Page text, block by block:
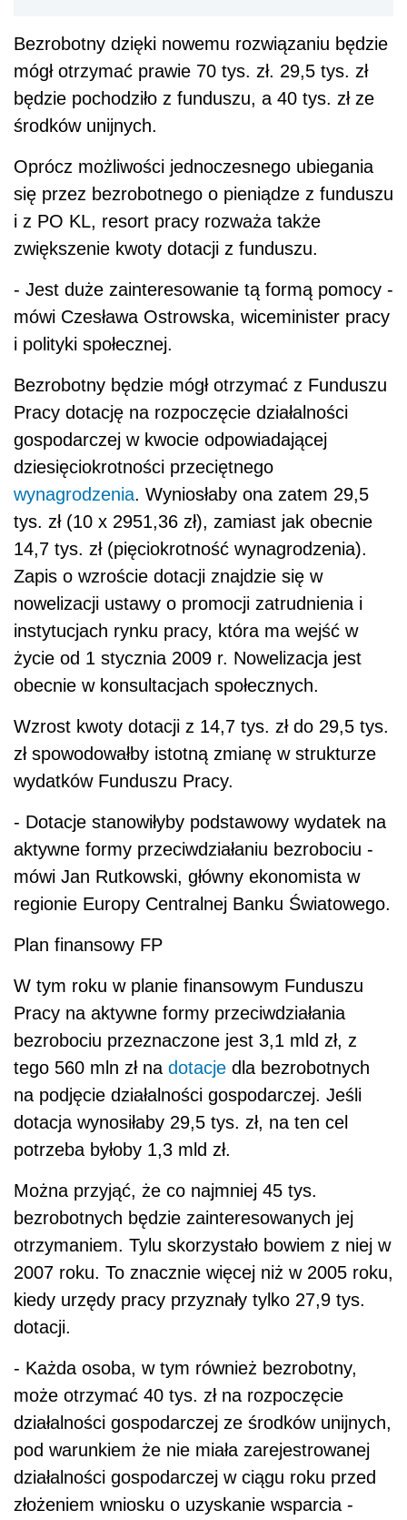
Bezrobotny dzięki nowemu rozwiązaniu będzie
mógł otrzymać prawie 70 tys. zł. 29,5 tys. zł
będzie pochodziło z funduszu, a 40 tys. zł ze
środków unijnych.
Oprócz możliwości jednoczesnego ubiegania
się przez bezrobotnego o pieniądze z funduszu
i z PO KL, resort pracy rozważa także
zwiększenie kwoty dotacji z funduszu.
- Jest duże zainteresowanie tą formą pomocy -
mówi Czesława Ostrowska, wiceminister pracy
i polityki społecznej.
Bezrobotny będzie mógł otrzymać z Funduszu
Pracy dotację na rozpoczęcie działalności
gospodarczej w kwocie odpowiadającej
dziesięciokrotności przeciętnego
wynagrodzenia. Wyniosłaby ona zatem 29,5
tys. zł (10 x 2951,36 zł), zamiast jak obecnie
14,7 tys. zł (pięciokrotność wynagrodzenia).
Zapis o wzroście dotacji znajdzie się w
nowelizacji ustawy o promocji zatrudnienia i
instytucjach rynku pracy, która ma wejść w
życie od 1 stycznia 2009 r. Nowelizacja jest
obecnie w konsultacjach społecznych.
Wzrost kwoty dotacji z 14,7 tys. zł do 29,5 tys.
zł spowodowałby istotną zmianę w strukturze
wydatków Funduszu Pracy.
- Dotacje stanowiłyby podstawowy wydatek na
aktywne formy przeciwdziałaniu bezrobociu -
mówi Jan Rutkowski, główny ekonomista w
regionie Europy Centralnej Banku Światowego.
Plan finansowy FP
W tym roku w planie finansowym Funduszu
Pracy na aktywne formy przeciwdziałania
bezrobociu przeznaczone jest 3,1 mld zł, z
tego 560 mln zł na dotacje dla bezrobotnych
na podjęcie działalności gospodarczej. Jeśli
dotacja wynosiłaby 29,5 tys. zł, na ten cel
potrzeba byłoby 1,3 mld zł.
Można przyjąć, że co najmniej 45 tys.
bezrobotnych będzie zainteresowanych jej
otrzymaniem. Tylu skorzystało bowiem z niej w
2007 roku. To znacznie więcej niż w 2005 roku,
kiedy urzędy pracy przyznały tylko 27,9 tys.
dotacji.
- Każda osoba, w tym również bezrobotny,
może otrzymać 40 tys. zł na rozpoczęcie
działalności gospodarczej ze środków unijnych,
pod warunkiem że nie miała zarejestrowanej
działalności gospodarczej w ciągu roku przed
złożeniem wniosku o uzyskanie wsparcia -